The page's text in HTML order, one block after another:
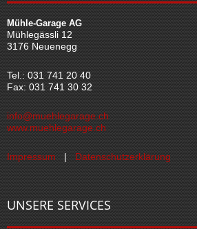
Mühle-Garage AG
Mühlegässli 12
3176 Neuenegg
Tel.: 031 741 20 40
Fax: 031 741 30 32
info@muehlegarage.ch
www.muehlegarage.ch
Impressum | Datenschutzerklärung
UNSERE SERVICES